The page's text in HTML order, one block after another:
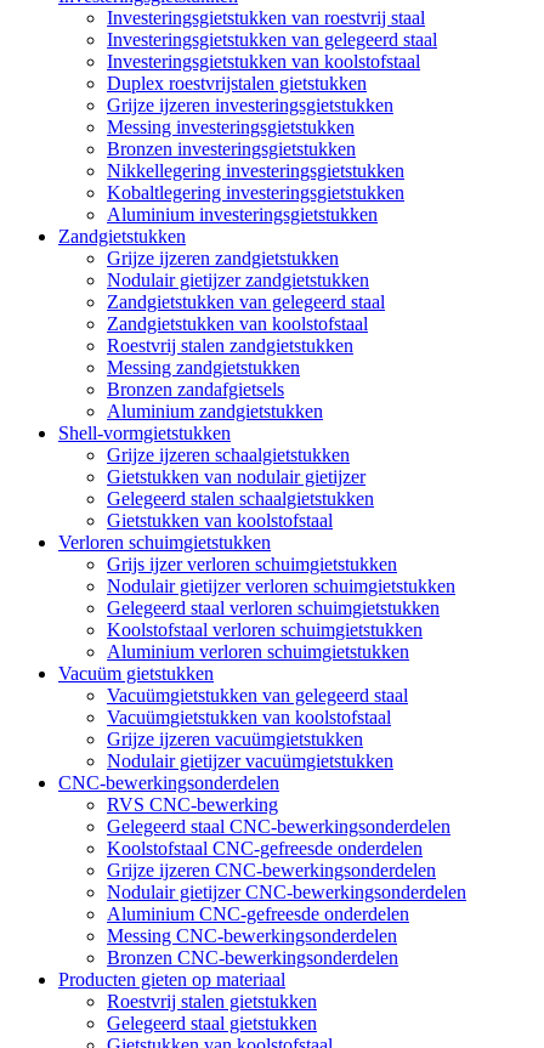
Investeringsgietstukken van roestvrij staal
Investeringsgietstukken van gelegeerd staal
Investeringsgietstukken van koolstofstaal
Duplex roestvrijstalen gietstukken
Grijze ijzeren investeringsgietstukken
Messing investeringsgietstukken
Bronzen investeringsgietstukken
Nikkellegering investeringsgietstukken
Kobaltlegering investeringsgietstukken
Aluminium investeringsgietstukken
Zandgietstukken
Grijze ijzeren zandgietstukken
Nodulair gietijzer zandgietstukken
Zandgietstukken van gelegeerd staal
Zandgietstukken van koolstofstaal
Roestvrij stalen zandgietstukken
Messing zandgietstukken
Bronzen zandafgietsels
Aluminium zandgietstukken
Shell-vormgietstukken
Grijze ijzeren schaalgietstukken
Gietstukken van nodulair gietijzer
Gelegeerd stalen schaalgietstukken
Gietstukken van koolstofstaal
Verloren schuimgietstukken
Grijs ijzer verloren schuimgietstukken
Nodulair gietijzer verloren schuimgietstukken
Gelegeerd staal verloren schuimgietstukken
Koolstofstaal verloren schuimgietstukken
Aluminium verloren schuimgietstukken
Vacuüm gietstukken
Vacuümgietstukken van gelegeerd staal
Vacuümgietstukken van koolstofstaal
Grijze ijzeren vacuümgietstukken
Nodulair gietijzer vacuümgietstukken
CNC-bewerkingsonderdelen
RVS CNC-bewerking
Gelegeerd staal CNC-bewerkingsonderdelen
Koolstofstaal CNC-gefreesde onderdelen
Grijze ijzeren CNC-bewerkingsonderdelen
Nodulair gietijzer CNC-bewerkingsonderdelen
Aluminium CNC-gefreesde onderdelen
Messing CNC-bewerkingsonderdelen
Bronzen CNC-bewerkingsonderdelen
Producten gieten op materiaal
Roestvrij stalen gietstukken
Gelegeerd staal gietstukken